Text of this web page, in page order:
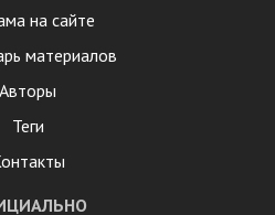
на сайте
материалов
Авторы
Теги